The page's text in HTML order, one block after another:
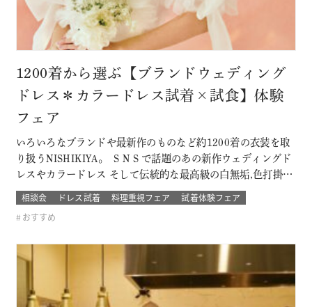
1200着から選ぶ【ブランドウェディング
ドレス＊カラードレス試着×試食】体験
フェア
いろいろなブランドや最新作のものなど約1200着の衣装を取
り扱うNISHIKIYA。 ＳＮＳで話題のあの新作ウェディングド
レスやカラードレス そして伝統的な最高級の白無垢,色打掛,本
振袖からブライズメイドの衣裳まで 衣裳のラインナップは品
質や数どちらとも県内でもトップレベル プロのドレスコーデ
ィネーターと打ち合わせをして結婚式当日の「運命の一着」
相談会 ドレス試着 料理重視フェア
試着体験フェア
おすすめ